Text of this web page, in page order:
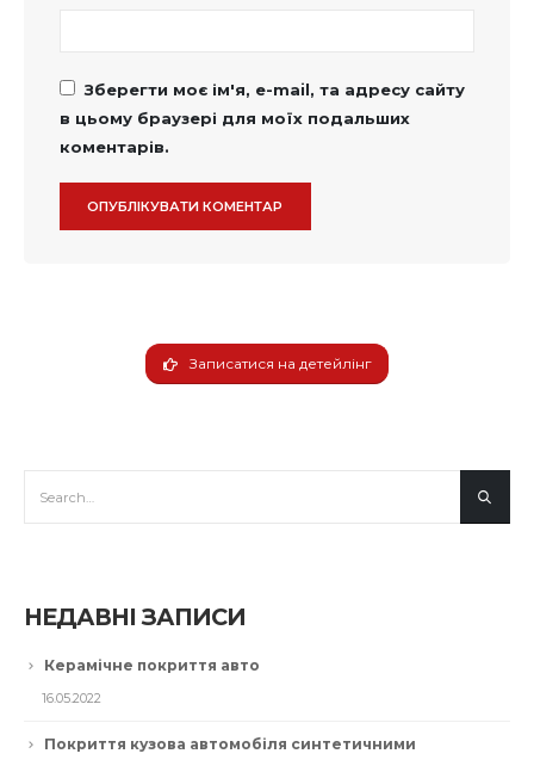
Зберегти моє ім'я, e-mail, та адресу сайту
в цьому браузері для моїх подальших
коментарів.
Записатися на детейлінг
НЕДАВНІ ЗАПИСИ
Керамічне покриття авто
16.05.2022
Покриття кузова автомобіля синтетичними